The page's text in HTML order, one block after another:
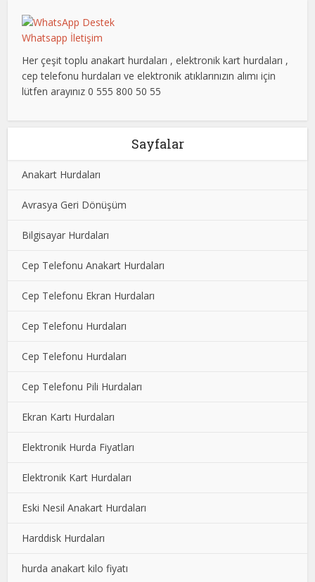
Whatsapp İletişim
Her çeşit toplu anakart hurdaları , elektronik kart hurdaları ,
cep telefonu hurdaları ve elektronik atıklarınızın alımı için
lütfen arayınız 0 555 800 50 55
Sayfalar
Anakart Hurdaları
Avrasya Geri Dönüşüm
Bilgisayar Hurdaları
Cep Telefonu Anakart Hurdaları
Cep Telefonu Ekran Hurdaları
Cep Telefonu Hurdaları
Cep Telefonu Hurdaları
Cep Telefonu Pili Hurdaları
Ekran Kartı Hurdaları
Elektronik Hurda Fiyatları
Elektronik Kart Hurdaları
Eski Nesil Anakart Hurdaları
Harddisk Hurdaları
hurda anakart kilo fiyatı